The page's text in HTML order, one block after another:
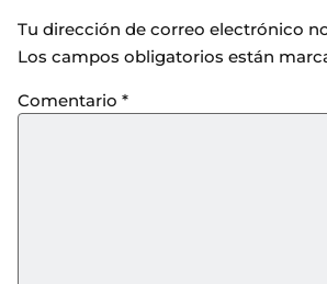
Tu dirección de correo electrónico
Los campos obligatorios están
Comentario *